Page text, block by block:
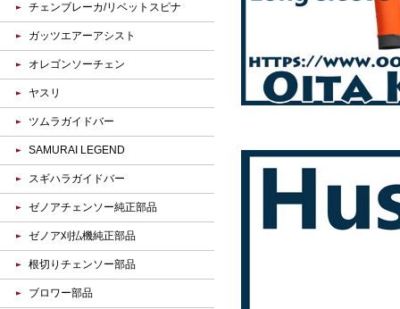
チェンブレーカ/リベットスピナ
ガッツエアーアシスト
オレゴンソーチェン
ヤスリ
ツムラガイドバー
SAMURAI LEGEND
スギハラガイドバー
ゼノアチェンソー純正部品
ゼノア刈払機純正部品
根切りチェンソー部品
ブロワー部品